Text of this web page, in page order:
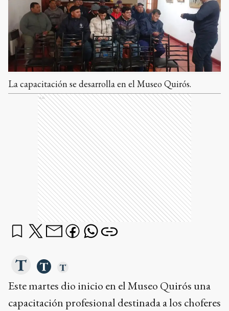
La capacitación se desarrolla en el Museo Quirós.
Ads
Este martes dio inicio en el Museo Quirós una
capacitación profesional destinada a los choferes